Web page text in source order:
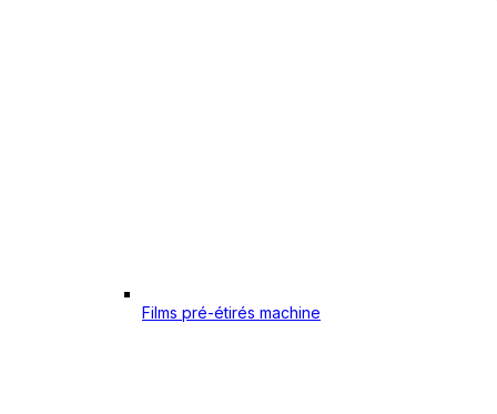
Films pré-étirés machine